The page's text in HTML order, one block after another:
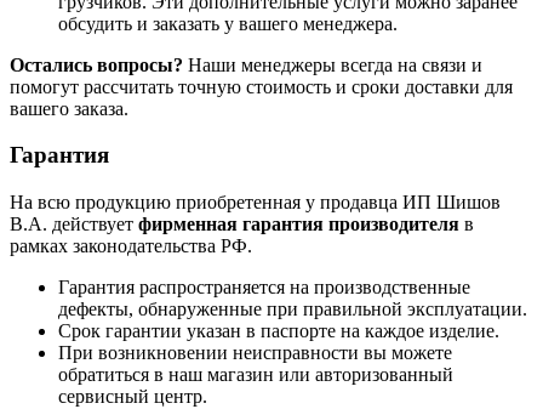
обсудить и заказать у вашего менеджера.
Остались вопросы? Наши менеджеры всегда на связи и
помогут рассчитать точную стоимость и сроки доставки для
вашего заказа.
Гарантия
На всю продукцию приобретенная у продавца ИП Шишов
В.А. действует фирменная гарантия производителя в
рамках законодательства РФ.
Гарантия распространяется на производственные
дефекты, обнаруженные при правильной эксплуатации.
Срок гарантии указан в паспорте на каждое изделие.
При возникновении неисправности вы можете
обратиться в наш магазин или авторизованный
сервисный центр.